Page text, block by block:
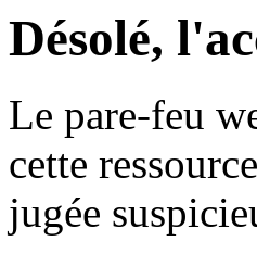
Désolé,
Le pare-feu
cette
jugée